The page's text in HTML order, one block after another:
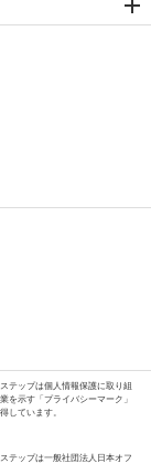
テップは個人情報保護に取り組
を示す「プライバシーマーク」
しています。
テップは一般社団法人日本オフ